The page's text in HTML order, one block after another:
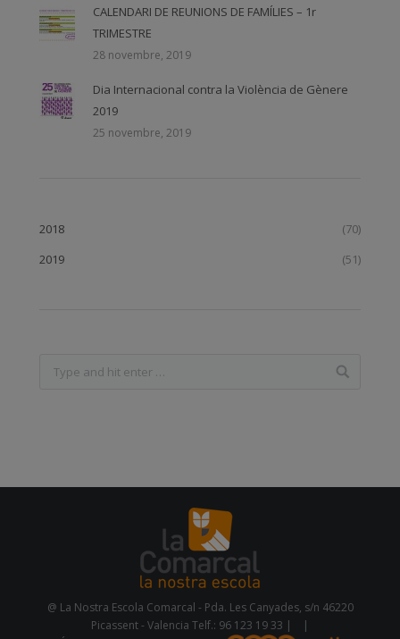
CALENDARI DE REUNIONS DE FAMÍLIES – 1r
TRIMESTRE
28 novembre, 2019
Dia Internacional contra la Violència de Gènere
2019
25 novembre, 2019
2018
(70)
2019
(51)
@ La Nostra Escola Comarcal - Pda. Les Canyades, s/n 46220
Picassent - Valencia Telf.: 96 123 19 33 |
|